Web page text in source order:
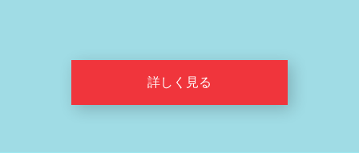
詳しく見る